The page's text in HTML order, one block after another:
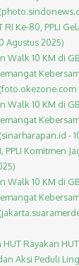
RI Ke-80, PPLI
Agustus 2025)
Walk 10 KM di
Walk 10 KM di
-
PPLI Komitmen
Walk 10 KM di
HUT Rayakan
Aksi Peduli